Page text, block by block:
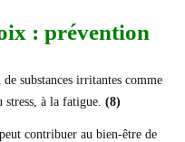
: prévention
substances irritantes comme
stress, à la fatigue. (8)
contribuer au bien-être de